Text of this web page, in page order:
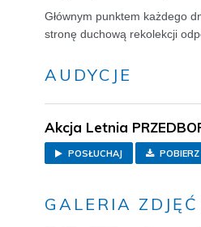
Głównym punktem każdego
stronę duchową rekolekcji
AUDYCJE
Akcja Letnia
POSŁUCHAJ POBIERZ
GALERIA ZDJĘĆ